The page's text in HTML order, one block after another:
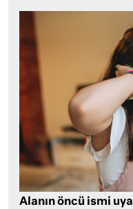
Alanın öncü ismi